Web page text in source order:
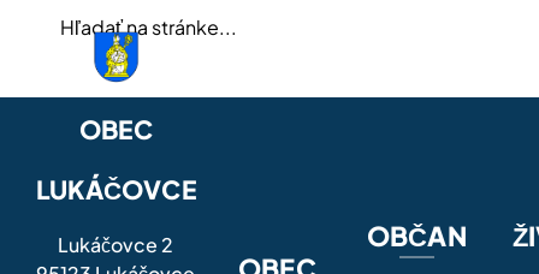
OBEC
LUKÁČOVCE
Lukáčovce 2
OBČAN